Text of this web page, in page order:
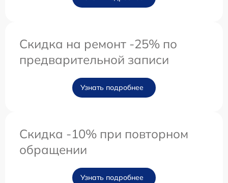
Скидка на ремонт -25% по
предварительной записи
Узнать подробнее
Скидка -10% при повторном
обращении
Узнать подробнее